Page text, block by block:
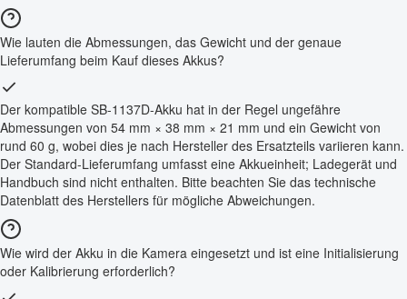
Wie lauten die Abmessungen, das Gewicht und der genaue
Lieferumfang beim Kauf dieses Akkus?
Der kompatible SB-1137D-Akku hat in der Regel ungefähre
Abmessungen von 54 mm × 38 mm × 21 mm und ein Gewicht von
rund 60 g, wobei dies je nach Hersteller des Ersatzteils variieren kann.
Der Standard-Lieferumfang umfasst eine Akkueinheit; Ladegerät und
Handbuch sind nicht enthalten. Bitte beachten Sie das technische
Datenblatt des Herstellers für mögliche Abweichungen.
Wie wird der Akku in die Kamera eingesetzt und ist eine Initialisierung
oder Kalibrierung erforderlich?